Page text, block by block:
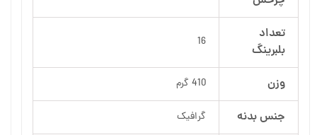
تعداد
بلبرینگ
16
وزن 410 گرم
جنس بدنه گرافیک